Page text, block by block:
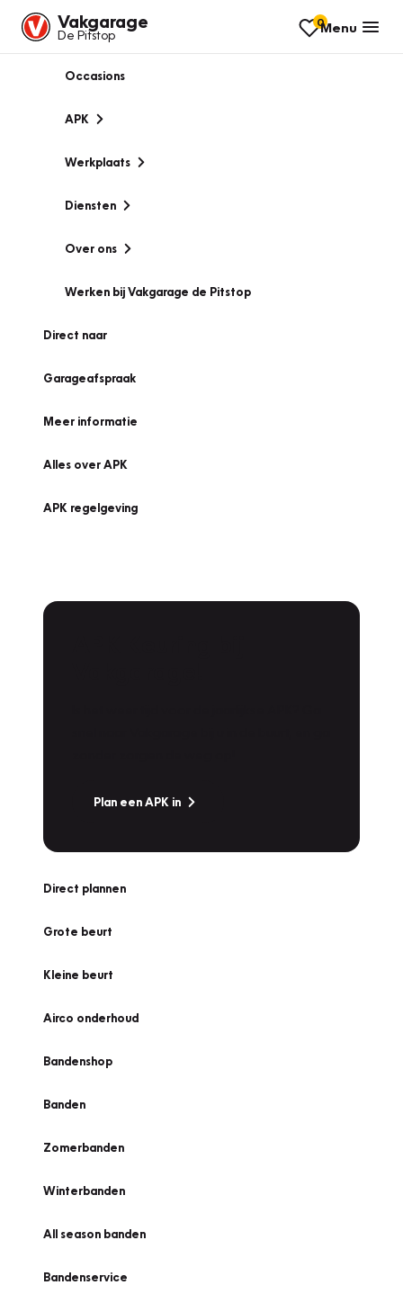
Vakgarage
De Pitstop
0Menu
Occasions
APK
Werkplaats
Diensten
Over ons
Werken bij Vakgarage de Pitstop
Direct naar
Garageafspraak
Meer informatie
Alles over APK
APK regelgeving
Plan een APK in
Direct plannen
Grote beurt
Kleine beurt
Airco onderhoud
Bandenshop
Banden
Zomerbanden
Winterbanden
All season banden
Bandenservice